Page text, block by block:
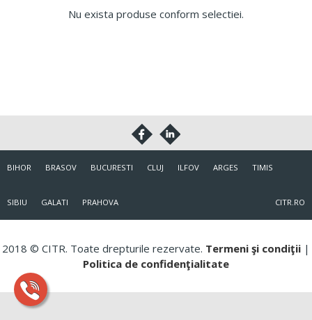
Nu exista produse conform selectiei.
BIHOR BRASOV BUCURESTI CLUJ ILFOV ARGES TIMIS
SIBIU GALATI PRAHOVA CITR.RO
2018 © CITR. Toate drepturile rezervate. Termeni şi condiţii |
Politica de confidenţialitate